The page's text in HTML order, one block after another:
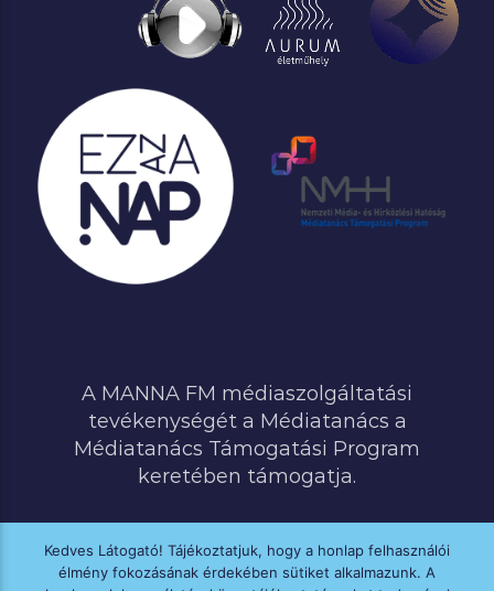
A MANNA FM médiaszolgáltatási
tevékenységét a Médiatanács a
Médiatanács Támogatási Program
keretében támogatja.
MINDEN JOG FENNTARTVA © 2020 MANNA FM
Kedves Látogató! Tájékoztatjuk, hogy a honlap felhasználói
élmény fokozásának érdekében sütiket alkalmazunk. A